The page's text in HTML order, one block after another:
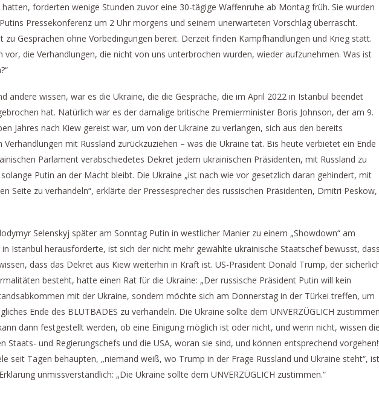
forderten wenige Stunden zuvor eine 30-tägige Waffenruhe ab Montag früh. Sie wurden
Pressekonferenz um 2 Uhr morgens und seinem unerwarteten Vorschlag überrascht.
zu Gesprächen ohne Vorbedingungen bereit. Derzeit finden Kampfhandlungen und Krieg statt.
vor, die Verhandlungen, die nicht von uns unterbrochen wurden, wieder aufzunehmen. Was ist
andere wissen, war es die Ukraine, die die Gespräche, die im April 2022 in Istanbul beendet
hat. Natürlich war es der damalige britische Premierminister Boris Johnson, der am 9.
Jahres nach Kiew gereist war, um von der Ukraine zu verlangen, sich aus den bereits
Verhandlungen mit Russland zurückzuziehen – was die Ukraine tat. Bis heute verbietet ein Ende
Parlament verabschiedetes Dekret jedem ukrainischen Präsidenten, mit Russland zu
Putin an der Macht bleibt. Die Ukraine „ist nach wie vor gesetzlich daran gehindert, mit
Seite zu verhandeln“, erklärte der Pressesprecher des russischen Präsidenten, Dmitri Peskow,
Selenskyj später am Sonntag Putin in westlicher Manier zu einem „Showdown“ am
Istanbul herausforderte, ist sich der nicht mehr gewählte ukrainische Staatschef bewusst, dass
dass das Dekret aus Kiew weiterhin in Kraft ist. US-Präsident Donald Trump, der
besteht, hatte einen Rat für die Ukraine: „Der russische Präsident Putin will kein
mit der Ukraine, sondern möchte sich am Donnerstag in der Türkei treffen, um
Ende des BLUTBADES zu verhandeln. Die Ukraine sollte dem UNVERZÜGLICH
dann festgestellt werden, ob eine Einigung möglich ist oder nicht, und wenn nicht, wissen die
Staats- und Regierungschefs und die USA, woran sie sind, und können entsprechend
seit Tagen behaupten, „niemand weiß, wo Trump in der Frage Russland und Ukraine steht“, ist
unmissverständlich: „Die Ukraine sollte dem UNVERZÜGLICH zustimmen.“